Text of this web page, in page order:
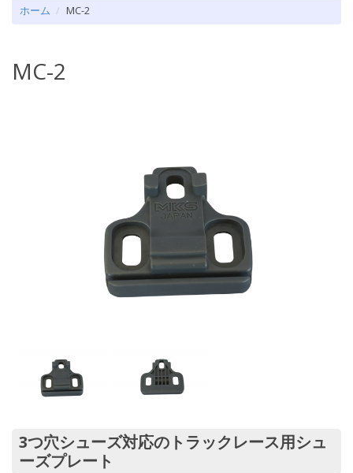
ホーム MC-2
MC-2
3つ穴シューズ対応のトラックレース用シュ
ーズプレート